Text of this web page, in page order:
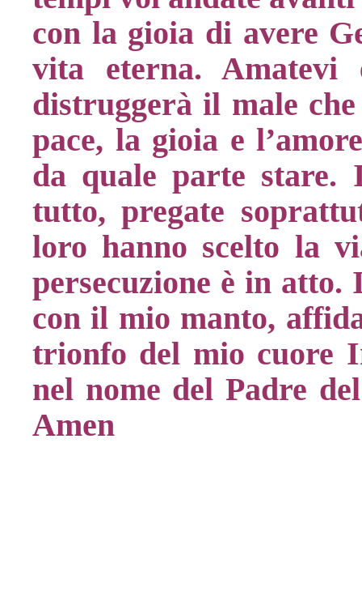
con la gioia di avere
vita eterna.
distruggerà il male
pace, la gioia e
da quale parte stare.
tutto, pregate
loro hanno scelto la
persecuzione è in
con il mio manto,
trionfo del mio cuore
nel nome del Padre
Amen